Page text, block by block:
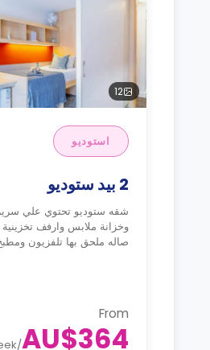
12
استوديو
2 بيد ستوديو
شقه ستوديو تحتوي علي
وخزانة ملابس وارفف تخزينية
صاله ملحق بها تلفزيون
From
AU$364
/